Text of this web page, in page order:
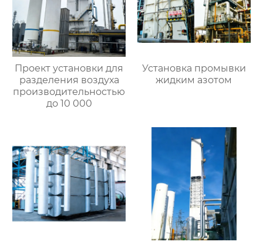
Проект установки для
разделения воздуха
производительностью
до 10 000
Установка промывки
жидким азотом